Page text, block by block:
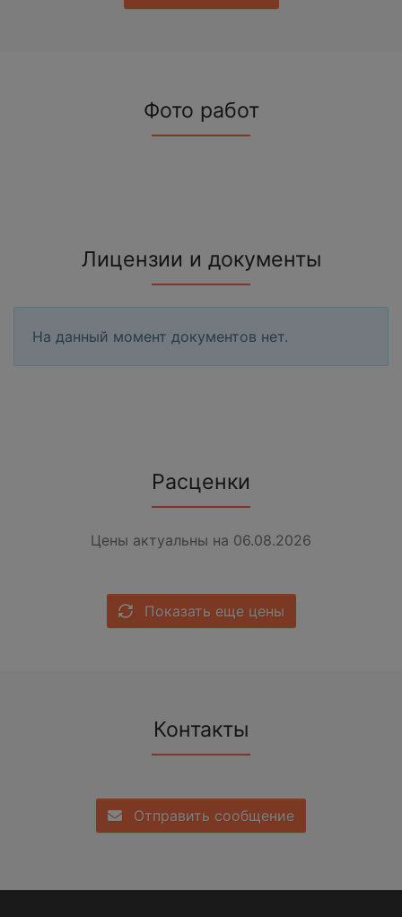
Фото работ
Лицензии и документы
На данный момент документов нет.
Расценки
Цены актуальны на 06.08.2026
Показать еще цены
Контакты
Отправить сообщение